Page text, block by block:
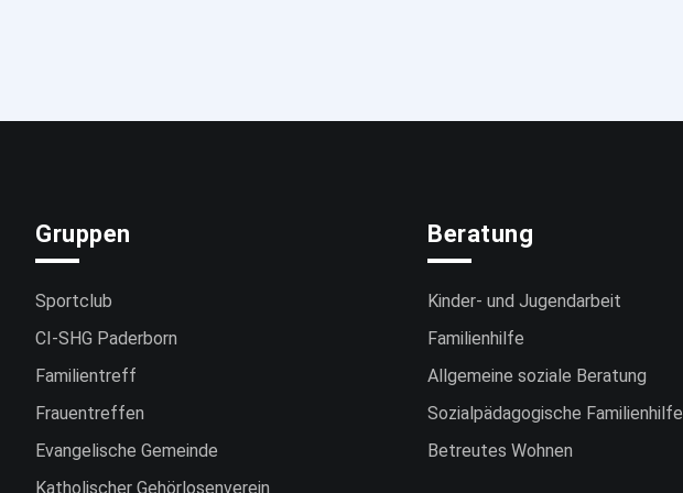
Gruppen
Sportclub
CI-SHG Paderborn
Familientreff
Frauentreffen
Evangelische Gemeinde
Katholischer Gehörlosenverein
Beratung
Kinder- und Jugendarbeit
Familienhilfe
Allgemeine soziale Beratung
Sozialpädagogische Familienhilfe
Betreutes Wohnen